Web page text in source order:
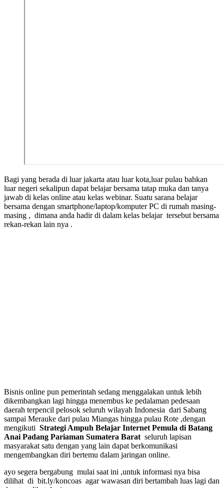
Bagi yang berada di luar jakarta atau luar kota,luar pulau bahkan
luar negeri sekalipun dapat belajar bersama tatap muka dan tanya
jawab di kelas online atau kelas webinar. Suatu sarana belajar
bersama dengan smartphone/laptop/komputer PC di rumah masing-
masing , dimana anda hadir di dalam kelas belajar tersebut bersama
rekan-rekan lain nya .
Bisnis online pun pemerintah sedang menggalakan untuk lebih
dikembangkan lagi hingga menembus ke pedalaman pedesaan
daerah terpencil pelosok seluruh wilayah Indonesia dari Sabang
sampai Merauke dari pulau Miangas hingga pulau Rote ,dengan
mengikuti Strategi Ampuh Belajar Internet Pemula di Batang
Anai Padang Pariaman Sumatera Barat seluruh lapisan
masyarakat satu dengan yang lain dapat berkomunikasi
mengembangkan diri bertemu dalam jaringan online.
ayo segera bergabung mulai saat ini ,untuk informasi nya bisa
dilihat di bit.ly/koncoas agar wawasan diri bertambah luas lagi dan